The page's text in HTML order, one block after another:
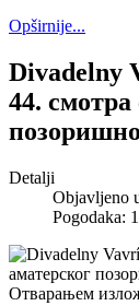
Opširnije...
Divadelny
44. смотра
Detalji
Objavljeno
Pogodaka:
Отварањем